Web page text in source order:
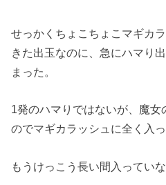
せっかくちょこちょこマギカ
きた出玉なのに、急にハマり
まった。
1発のハマりではないが、魔
のでマギカラッシュに全く入
もうけっこう長い間入ってい